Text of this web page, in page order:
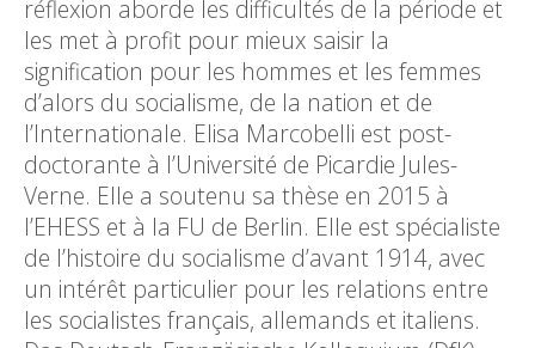
réflexion aborde les difficultés de la période et
les met à profit pour mieux saisir la
signification pour les hommes et les femmes
d’alors du socialisme, de la nation et de
l’Internationale. Elisa Marcobelli est post-
doctorante à l’Université de Picardie Jules-
Verne. Elle a soutenu sa thèse en 2015 à
l’EHESS et à la FU de Berlin. Elle est spécialiste
de l’histoire du socialisme d’avant 1914, avec
un intérêt particulier pour les relations entre
les socialistes français, allemands et italiens.